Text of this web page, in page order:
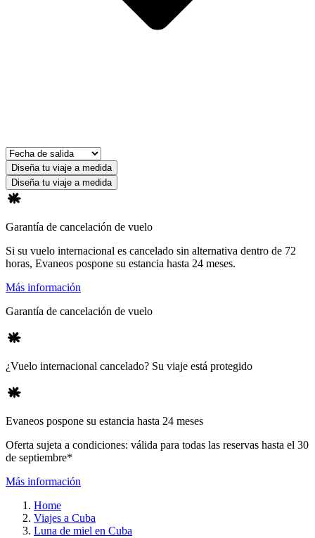
Diseña tu viaje a medida
Diseña tu viaje a medida
Garantía de cancelación de vuelo
Si su vuelo internacional es cancelado sin alternativa dentro de 72
horas, Evaneos pospone su estancia hasta 24 meses.
Más información
Garantía de cancelación de vuelo
¿Vuelo internacional cancelado? Su viaje está protegido
Evaneos pospone su estancia hasta 24 meses
Oferta sujeta a condiciones: válida para todas las reservas hasta el 30
de septiembre*
Más información
Home
Viajes a Cuba
Luna de miel en Cuba